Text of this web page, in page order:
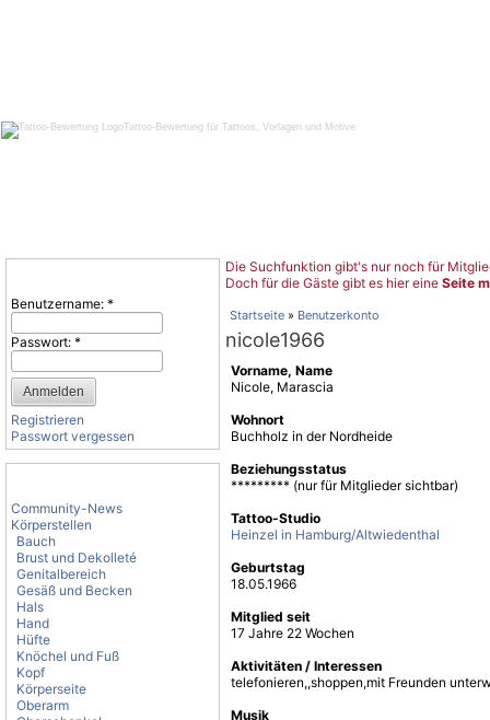
Tattoo-Bewertung für Tattoos, Vorlagen und Motive
Benutzername: *
Passwort: *
Registrieren
Passwort vergessen
Community-News
Körperstellen
Bauch
Brust und Dekolleté
Genitalbereich
Gesäß und Becken
Hals
Hand
Hüfte
Knöchel und Fuß
Kopf
Körperseite
Oberarm
Die Suchfunktion gibt's nur noch für
Doch für die Gäste gibt es hier eine Seite
Startseite » Benutzerkonto
nicole1966
Vorname, Name
Nicole, Marascia
Wohnort
Buchholz in der Nordheide
Beziehungsstatus
********* (nur für Mitglieder sichtbar)
Tattoo-Studio
Heinzel in Hamburg/Altwiedenthal
Geburtstag
18.05.1966
Mitglied seit
17 Jahre 22 Wochen
Aktivitäten / Interessen
telefonieren,,shoppen,mit Freunden
Musik